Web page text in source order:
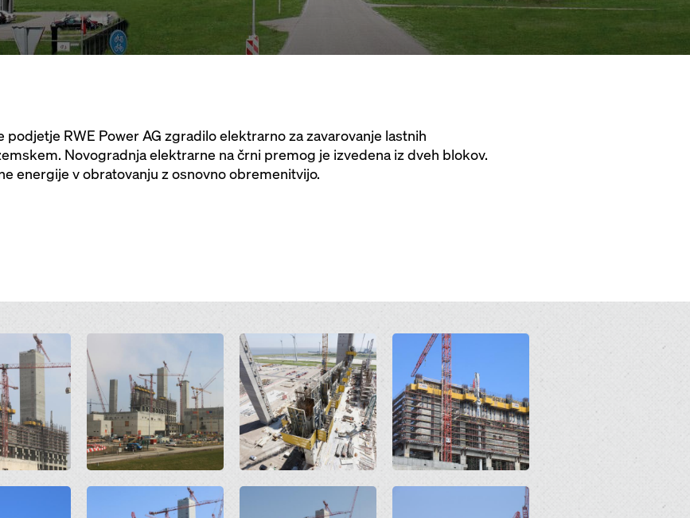
RWE Power AG zgradilo elektrarno za zavarovanje lastnih
Novogradnja elektrarne na črni premog je izvedena iz dveh blokov.
energije v obratovanju z osnovno obremenitvijo.
Open Open
Open Open Open